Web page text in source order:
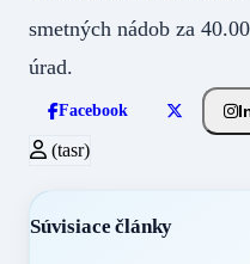
smetných nádob za
úrad.
Facebook
(tasr)
Súvisiace články